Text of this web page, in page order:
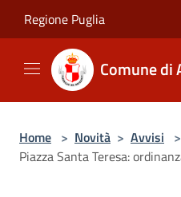
Regione Puglia
Comune di
Home > Novità > Avvisi >
Piazza Santa Teresa: